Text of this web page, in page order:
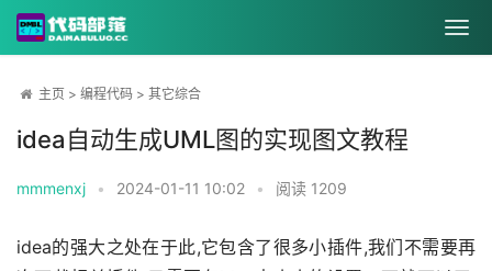
主页 > 编程代码 > 其它综合
idea自动生成UML图的实现图文教程
mmmenxj • 2024-01-11 10:02 • 阅读 1209
idea的强大之处在于此,它包含了很多小插件,我们不需要再